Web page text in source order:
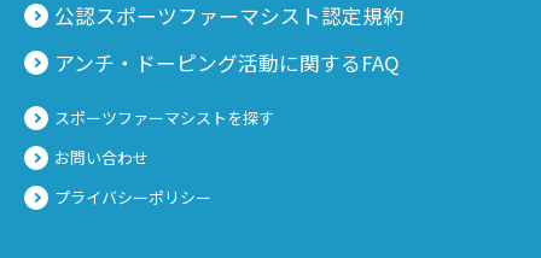
公認スポーツファーマシスト認定規約
アンチ・ドーピング活動に関するFAQ
スポーツファーマシストを探す
お問い合わせ
プライバシーポリシー